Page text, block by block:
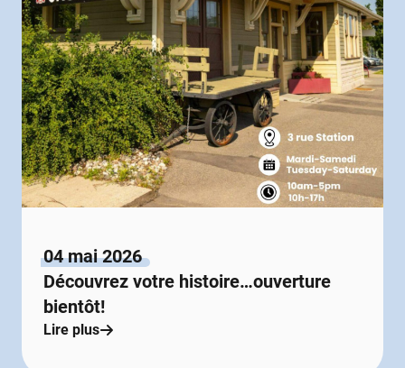
04 mai 2026
Découvrez votre histoire…ouverture
bientôt!
Lire plus